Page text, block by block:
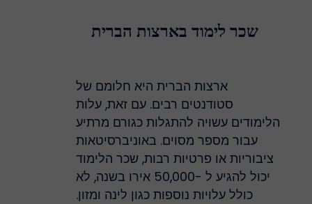
שכר לימוד בארצות הברית
ארצות הברית היא חלומם של
סטודנטים רבים. עם זאת, עלות
הלימודים עשויה להתגלות כגורם מרתיע
עבור מספר מסוים. באוניברסיטאות
ציבוריות או פרטיות רבות, שכר הלימוד
יכול להגיע ל -50,000 אירו בשנה, לא
כולל עלויות נוספות כגון לינה ומזון.